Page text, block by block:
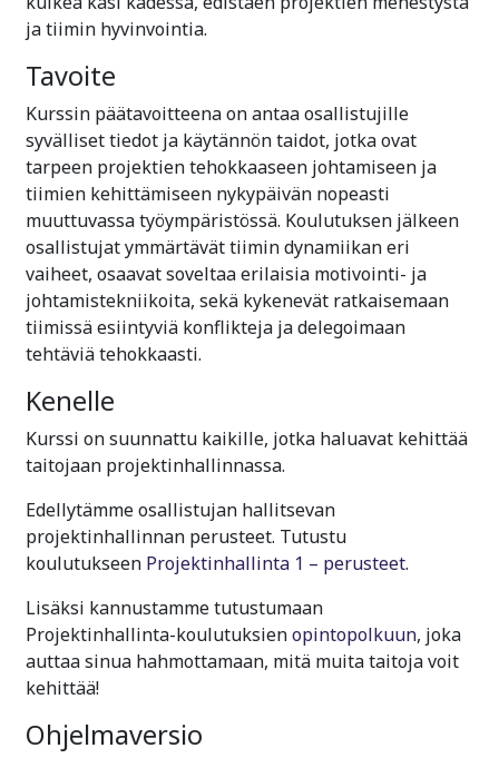
ja tiimin hyvinvointia.
Tavoite
Kurssin päätavoitteena on antaa osallistujille
syvälliset tiedot ja käytännön taidot, jotka ovat
tarpeen projektien tehokkaaseen johtamiseen ja
tiimien kehittämiseen nykypäivän nopeasti
muuttuvassa työympäristössä. Koulutuksen jälkeen
osallistujat ymmärtävät tiimin dynamiikan eri
vaiheet, osaavat soveltaa erilaisia motivointi- ja
johtamistekniikoita, sekä kykenevät ratkaisemaan
tiimissä esiintyviä konflikteja ja delegoimaan
tehtäviä tehokkaasti.
Kenelle
Kurssi on suunnattu kaikille, jotka haluavat kehittää
taitojaan projektinhallinnassa.
Edellytämme osallistujan hallitsevan
projektinhallinnan perusteet. Tutustu
koulutukseen Projektinhallinta 1 – perusteet.
Lisäksi kannustamme tutustumaan
Projektinhallinta-koulutuksienopintopolkuun, joka
auttaa sinua hahmottamaan, mitä muita taitoja voit
kehittää!
Ohjelmaversio